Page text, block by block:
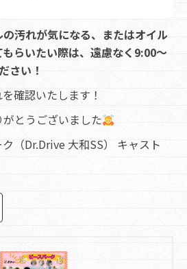
汚れが気になる、またはオイル
らいたい際は、遠慮なく9:00〜
さい！
確認いたします！
とうございました
（Dr.Drive 大和SS） キャスト